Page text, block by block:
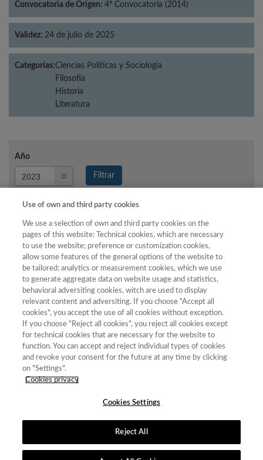
Convocatoria de Origen: 4ª Convocatoria (2014)
Validez: 24 de julio de 2025
Categorías:Ciencias Políticas y Sociología
Filosofía
Historia
Literatura
Año
Filtrar
Año Categoría Puntuación Posición
Total
de
revistas
2023 Filosofía 43.07 15 36
2023
Ciencias
Políticas y
Sociología
29.01 42
2023 Literatura 37.10 27 86
2023 Historia
calidad|Aviso Legal y Política de Privacidad
Use of own and third party cookies
We use a selection of own and third party cookies on the
pages of this website: Technical cookies, which are necessary
to use the website; preference or customization cookies,
allow some features of the general options of the website to
be tailored; analytics or measurement cookies, which we use
to generate aggregate data on website usage and statistics,
behavioral adversiting cookies, witch are used to display
relevant content and adversiting. If you choose "Accept all
cookies", you accept the use of all cookies without exception.
If you choose "Reject all cookies", you reject all cookies except
for technical cookies that are necessary for the website to
function. You can accept and reject individual types of cookies
and revoke your consent for the future at any time by clicking
on "Settings".
Cookies privacy
Cookies Settings
Reject All